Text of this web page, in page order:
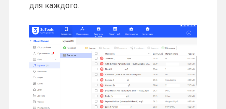
для каждого.